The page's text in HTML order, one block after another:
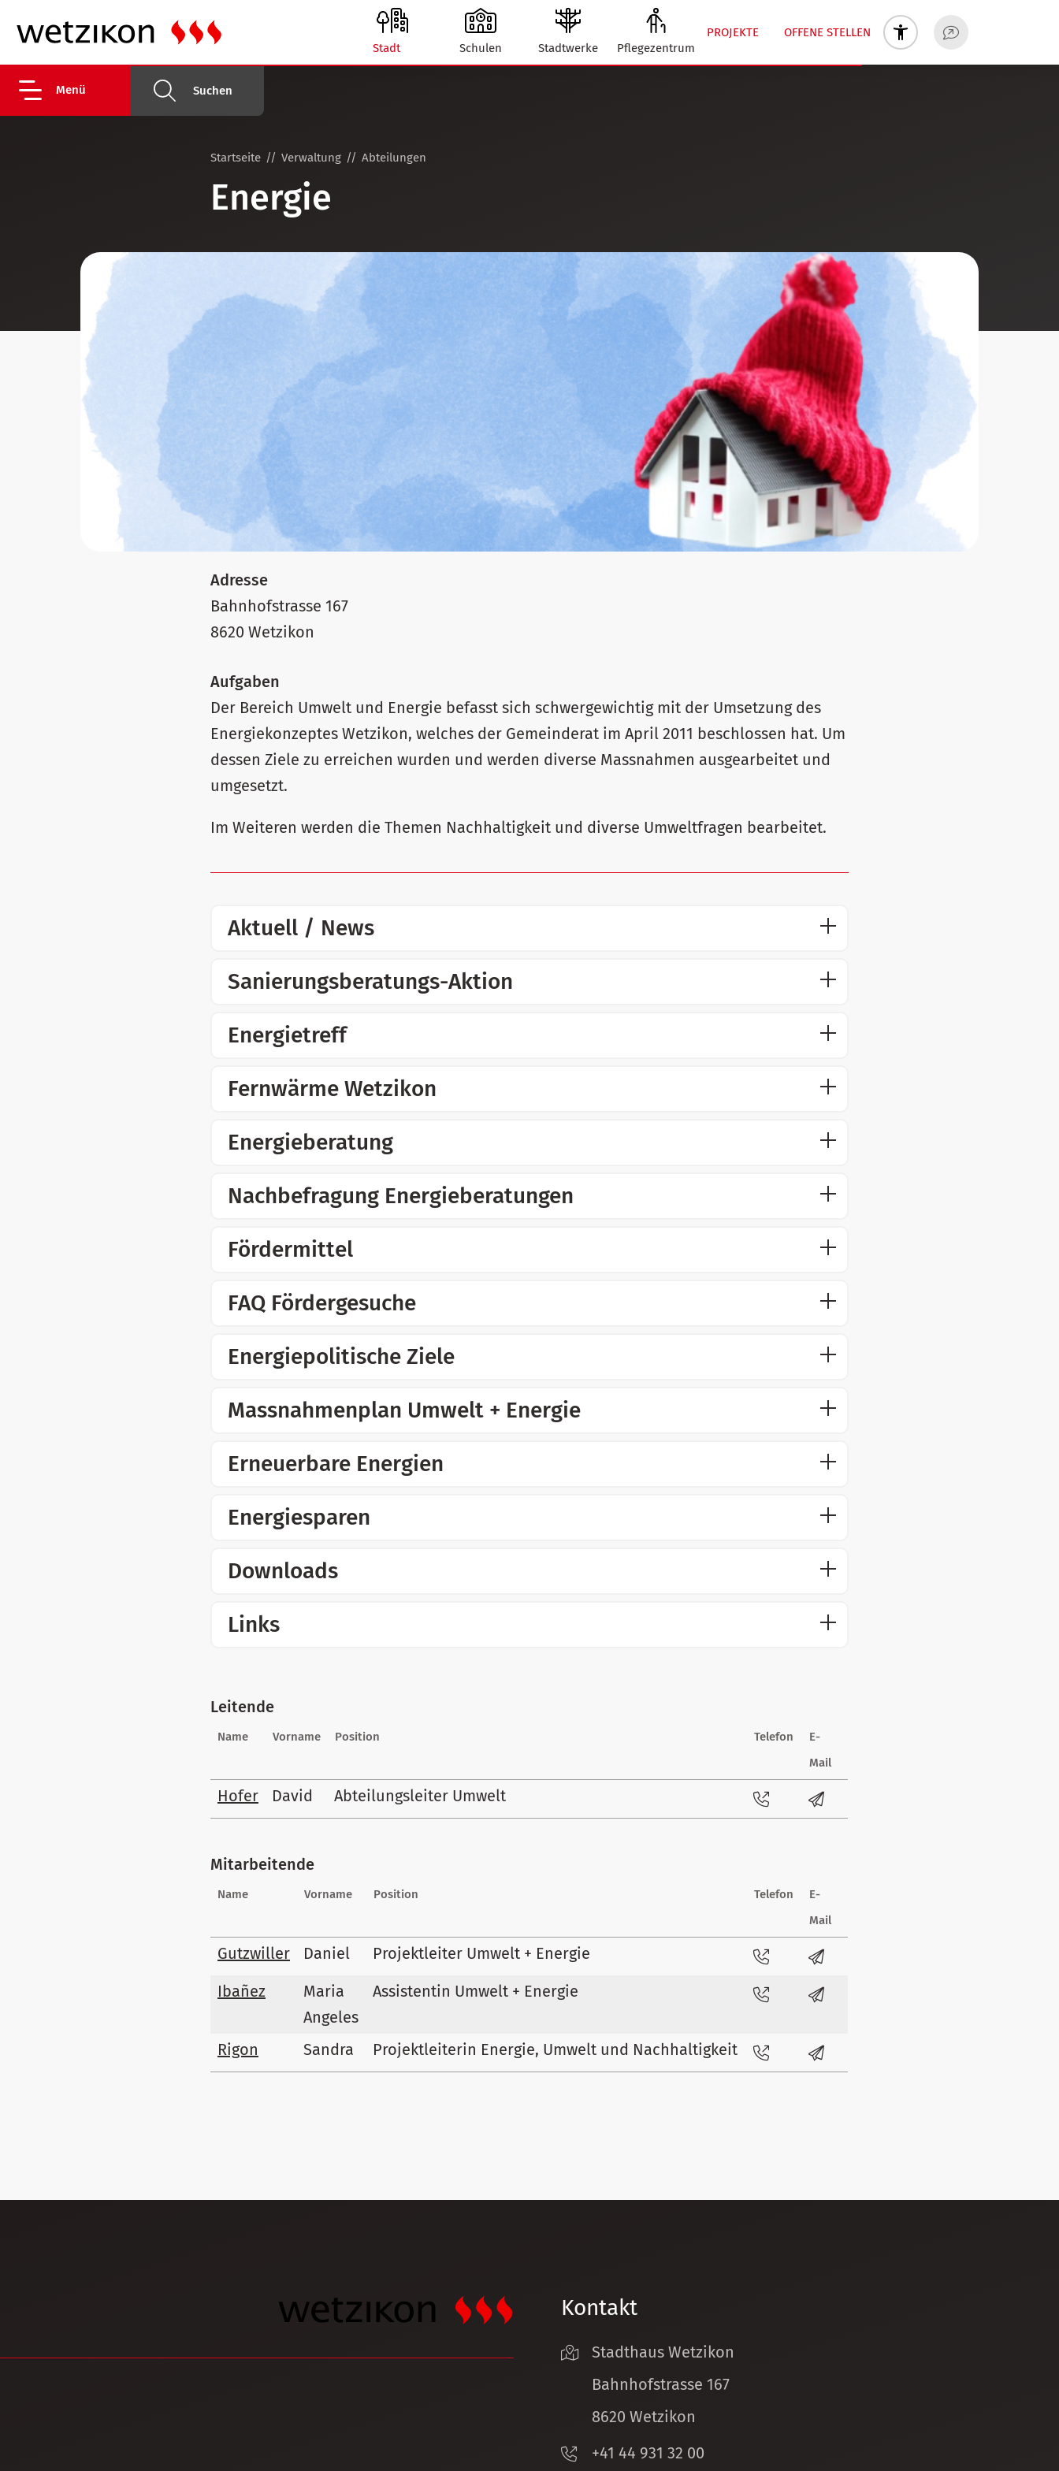
Menü Suchen
PROJEKTE
OFFENE STELLEN
Stadt
Schulen Stadtwerke Pflegezentrum
Startseite Verwaltung Abteilungen
Energie
Adresse
Bahnhofstrasse 167
8620 Wetzikon
Aufgaben
Der Bereich Umwelt und Energie befasst sich schwergewichtig mit der Umsetzung des
Energiekonzeptes Wetzikon, welches der Gemeinderat im April 2011 beschlossen hat. Um
dessen Ziele zu erreichen wurden und werden diverse Massnahmen ausgearbeitet und
umgesetzt.
Im Weiteren werden die Themen Nachhaltigkeit und diverse Umweltfragen bearbeitet.
Aktuell / News
Sanierungsberatungs-Aktion
Energietreff
Fernwärme Wetzikon
Energieberatung
Nachbefragung Energieberatungen
Fördermittel
FAQ Fördergesuche
Energiepolitische Ziele
Massnahmenplan Umwelt + Energie
Erneuerbare Energien
Energiesparen
Downloads
Links
Leitende
Name Vorname Position Telefon
E-
Mail
Hofer David Abteilungsleiter Umwelt
Mitarbeitende
Name Vorname Position Telefon
E-
Mail
Gutzwiller Daniel
Projektleiter Umwelt + Energie
Ibañez
Maria
Angeles
Assistentin Umwelt + Energie
Rigon Sandra Projektleiterin Energie, Umwelt und Nachhaltigkeit
Kontakt
Stadthaus Wetzikon
Bahnhofstrasse 167
8620 Wetzikon
+41 44 931 32 00